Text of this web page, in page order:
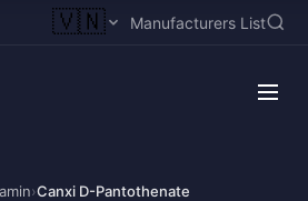
🇻🇳 Manufacturers List
›Canxi D-Pantothenate